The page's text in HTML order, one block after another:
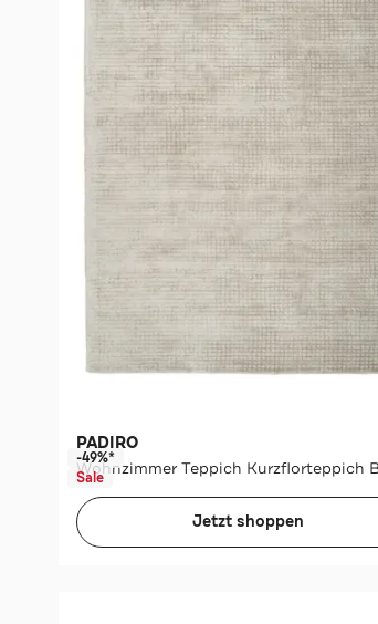
PADIRO
-49%*
Sale
Jetzt shoppen